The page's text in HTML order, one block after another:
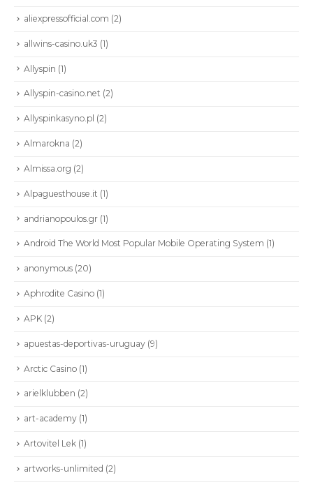
aliexpressofficial.com (2)
allwins-casino.uk3 (1)
Allyspin (1)
Allyspin-casino.net (2)
Allyspinkasyno.pl (2)
Almarokna (2)
Almissa.org (2)
Alpaguesthouse.it (1)
andrianopoulos.gr (1)
Android The World Most Popular Mobile Operating System (1)
anonymous (20)
Aphrodite Casino (1)
APK (2)
apuestas-deportivas-uruguay (9)
Arctic Casino (1)
arielklubben (2)
art-academy (1)
Artovitel Lek (1)
artworks-unlimited (2)